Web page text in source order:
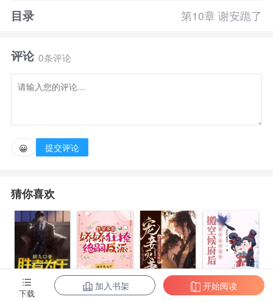
祝妍穿越成商户之女，成为家族避祸的一枚棋，被父
作为妾室，祝妍守着本心，不争，不闹，不出头。
但谁知长宁侯这人太好命，皇家两根独苗一出事，谢安
作为宗室子弟被皇帝挑中，成了皇位继承人。
祝妍明白，嫔妃，不过是更高一级的妾罢了。
目录 第10章 谢安跪了
评论 0条评论
😀 提交评论
猜你喜欢
陈东王楠楠
快穿多胎，娇
宠妾灭妻？神
搬空候府后，
下载
加入书架 开始阅读